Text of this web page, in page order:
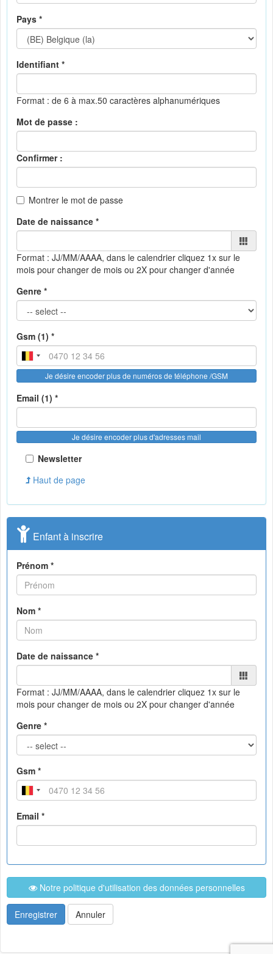
Pays *
Identifiant *
Format : de 6 à max.50 caractères alphanumériques
Mot de passe :
Confirmer :
Montrer le mot de passe
Date de naissance *
Format : JJ/MM/AAAA, dans le calendrier cliquez 1x sur le
mois pour changer de mois ou 2X pour changer d'année
Genre *
Gsm (1) *
Je désire encoder plus de numéros de téléphone /GSM
Email (1) *
Je désire encoder plus d'adresses mail
Newsletter
Haut de page
Enfant à inscrire
Prénom *
Nom *
Date de naissance *
Format : JJ/MM/AAAA, dans le calendrier cliquez 1x sur le
mois pour changer de mois ou 2X pour changer d'année
Genre *
Gsm *
Email *
Notre politique d'utilisation des données personnelles
Enregistrer Annuler